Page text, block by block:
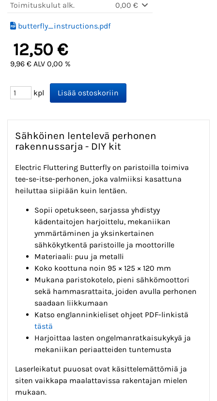
Toimituskulut alk.
0,00 €
butterfly_instructions.pdf
12,50 €
9,96 € ALV 0,00 %
kpl
Sähköinen lentelevä perhonen
rakennussarja - DIY kit
Electric Fluttering Butterfly on paristoilla toimiva
tee-se-itse-perhonen, joka valmiiksi kasattuna
heiluttaa siipiään kuin lentäen.
Sopii opetukseen, sarjassa yhdistyy
kädentaitojen harjoittelu, mekaniikan
ymmärtäminen ja yksinkertainen
sähkökytkentä paristoille ja moottorille
Materiaali: puu ja metalli
Koko koottuna noin 95 × 125 × 120 mm
Mukana paristokotelo, pieni sähkömoottori
sekä hammasrattaita, joiden avulla perhonen
saadaan liikkumaan
Katso englanninkieliset ohjeet PDF-linkistä
tästä
Harjoittaa lasten ongelmanratkaisukykyä ja
mekaniikan periaatteiden tuntemusta
Laserleikatut puuosat ovat käsittelemättömiä ja
siten vaikkapa maalattavissa rakentajan mielen
mukaan.